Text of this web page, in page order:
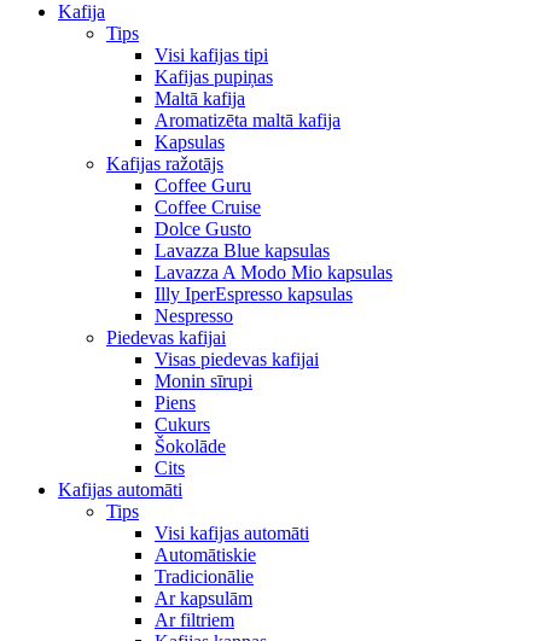
Kafija
Tips
Visi kafijas tipi
Kafijas pupiņas
Maltā kafija
Aromatizēta maltā kafija
Kapsulas
Kafijas ražotājs
Coffee Guru
Coffee Cruise
Dolce Gusto
Lavazza Blue kapsulas
Lavazza A Modo Mio kapsulas
Illy IperEspresso kapsulas
Nespresso
Piedevas kafijai
Visas piedevas kafijai
Monin sīrupi
Piens
Cukurs
Šokolāde
Cits
Kafijas automāti
Tips
Visi kafijas automāti
Automātiskie
Tradicionālie
Ar kapsulām
Ar filtriem